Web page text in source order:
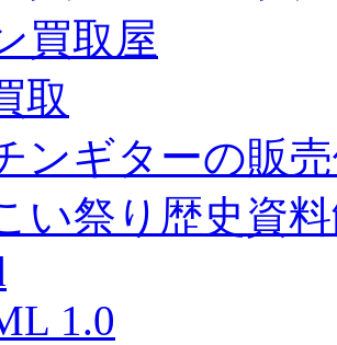
買取屋
取
ンギターの販
い祭り歴史資